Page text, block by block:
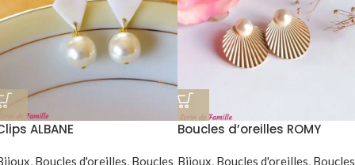
ALBANE
, Boucles d'oreilles, Boucles
Boucles d’oreilles ROMY
Bijoux, Boucles d'oreilles, Boucles